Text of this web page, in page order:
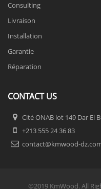
Consulting
Livraison
Installation
Garantie
Réparation
CONTACT US
Cité ONAB lot 149 Dar El
+213 555 24 36 83
contact@kmwood-
©2019 KmWood. All